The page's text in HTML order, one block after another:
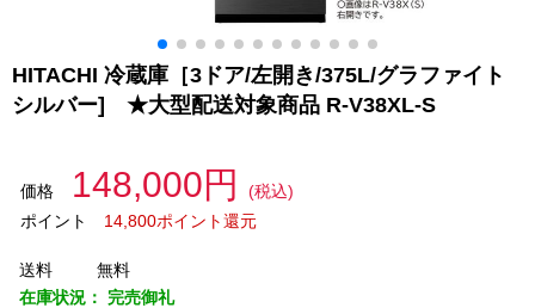
HITACHI 冷蔵庫［3ドア/左開き/375L/グラファイト
シルバー] ★大型配送対象商品 R-V38XL-S
価格 148,000円
(税込)
ポイント
14,800ポイント還元
送料
無料
在庫状況： 完売御礼